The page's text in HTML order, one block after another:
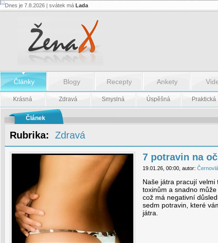
7
na
očistu
jater
Dnes je 7.8.2026 | svátek má Lada
Články Blogy Recepty Ankety
Krásná Zdravá Smyslná Úspěšná Praktická
Článek
Rubrika: Zdravá
7 potravin na
19.01.26, 00:00, autor:
Naše játra pracují
toxinům a snadno
což má negativní
sedm potravin, které
játra.